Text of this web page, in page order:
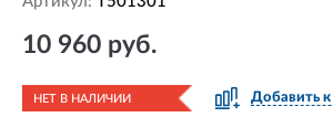
10 960 руб.
НЕТ В НАЛИЧИИ Добавить